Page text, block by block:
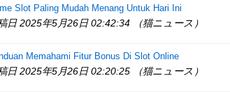
Slot Paling Mudah Menang Untuk Hari Ini
日 2025年5月26日 02:42:34 （猫ニュース）
Memahami Fitur Bonus Di Slot Online
日 2025年5月26日 02:20:25 （猫ニュース）